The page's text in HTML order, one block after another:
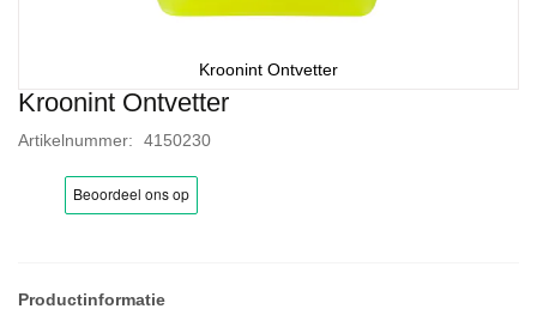
Kroonint Ontvetter
Artikelnummer 4150230
Kroonint Ontvetter
Ga
het